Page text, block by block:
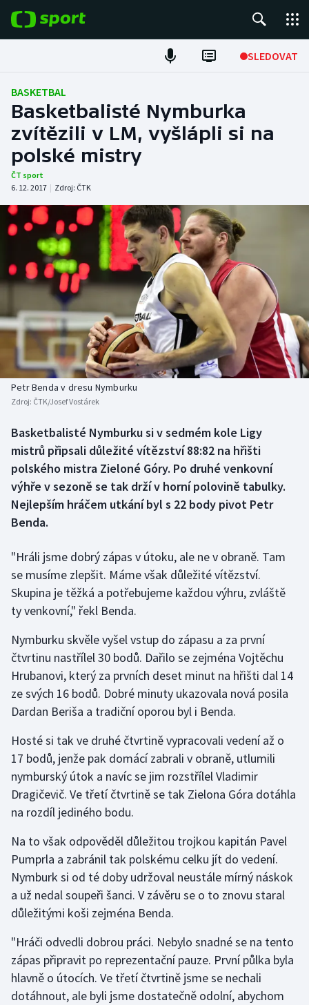
SLEDOVAT
Fotbal
Hokej
Tenis
Atletika
Cyklistika
DALŠÍ SPORTY
Americký fotbal
Baseball a softbal
Basketbal
Biatlon
Box
Curling
Dostihy
Florbal
Golf
Gymnastika
Házená
Jezdectví
Krasobruslení
Lezení
Lyže a snowboard
Moderní pětiboj
Motorsport
Olympijské hry
Parasport
NEPŘEHLÉDNĚTE
Soutěže
Historické návraty
Aplikace ČT sport
BASKETBAL
Basketbalisté Nymburka
zvítězili v LM, vyšlápli si na
polské mistry
ČT sport
6. 12. 2017 | Zdroj: ČTK
Petr Benda v dresu Nymburku
Zdroj: ČTK/Josef Vostárek
Basketbalisté Nymburku si v sedmém kole Ligy
mistrů připsali důležité vítězství 88:82 na hřišti
polského mistra Zieloné Góry. Po druhé venkovní
výhře v sezoně se tak drží v horní polovině tabulky.
Nejlepším hráčem utkání byl s 22 body pivot Petr
Benda.
"Hráli jsme dobrý zápas v útoku, ale ne v obraně. Tam
se musíme zlepšit. Máme však důležité vítězství.
Skupina je těžká a potřebujeme každou výhru, zvláště
ty venkovní," řekl Benda.
Nymburku skvěle vyšel vstup do zápasu a za první
čtvrtinu nastřílel 30 bodů. Dařilo se zejména Vojtěchu
Hrubanovi, který za prvních deset minut na hřišti dal 14
ze svých 16 bodů. Dobré minuty ukazovala nová posila
Dardan Beriša a tradiční oporou byl i Benda.
Hosté si tak ve druhé čtvrtině vypracovali vedení až o
17 bodů, jenže pak domácí zabrali v obraně, utlumili
nymburský útok a navíc se jim rozstřílel Vladimir
Dragičevič. Ve třetí čtvrtině se tak Zielona Góra dotáhla
na rozdíl jediného bodu.
Na to však odpověděl důležitou trojkou kapitán Pavel
Pumprla a zabránil tak polskému celku jít do vedení.
Nymburk si od té doby udržoval neustále mírný náskok
a už nedal soupeři šanci. V závěru se o to znovu staral
důležitými koši zejména Benda.
"Hráči odvedli dobrou práci. Nebylo snadné se na tento
zápas připravit po reprezentační pauze. První půlka byla
hlavně o útocích. Ve třetí čtvrtině jsme se nechali
dotáhnout, ale byli jsme dostatečně odolní, abychom